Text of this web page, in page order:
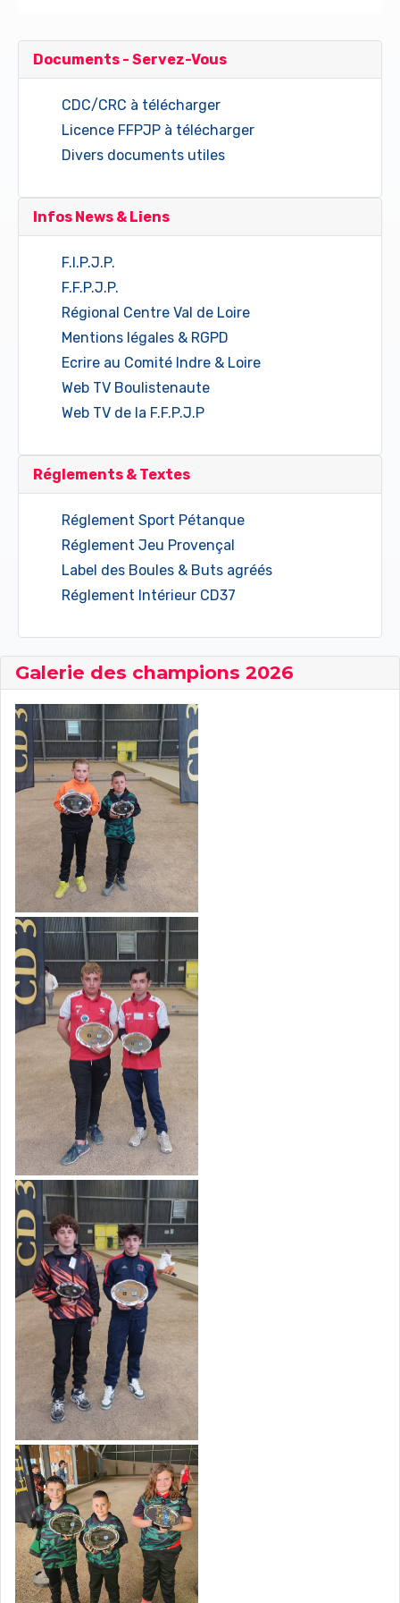
Galerie des champions 2026
Documents - Servez-Vous
CDC/CRC à télécharger
Licence FFPJP à télécharger
Divers documents utiles
Infos News & Liens
F.I.P.J.P.
F.F.P.J.P.
Régional Centre Val de Loire
Mentions légales & RGPD
Ecrire au Comité Indre & Loire
Web TV Boulistenaute
Web TV de la F.F.P.J.P
Réglements & Textes
Réglement Sport Pétanque
Réglement Jeu Provençal
Label des Boules & Buts agréés
Réglement Intérieur CD37